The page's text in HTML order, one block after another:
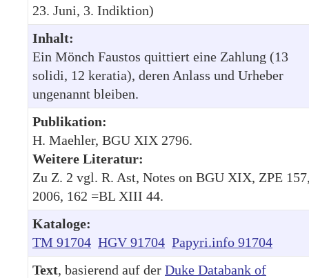
23. Juni, 3. Indiktion)
Inhalt:
Ein Mönch Faustos quittiert eine Zahlung (13
solidi, 12 keratia), deren Anlass und Urheber
ungenannt bleiben.
Publikation:
H. Maehler, BGU XIX 2796.
Weitere Literatur:
Zu Z. 2 vgl. R. Ast, Notes on BGU XIX, ZPE
2006, 162 =BL XIII 44.
Kataloge:
TM 91704 HGV 91704 Papyri.info 91704
Text, basierend auf der Duke Databank of